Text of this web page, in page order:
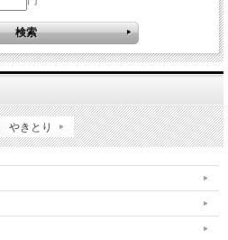
やきとり